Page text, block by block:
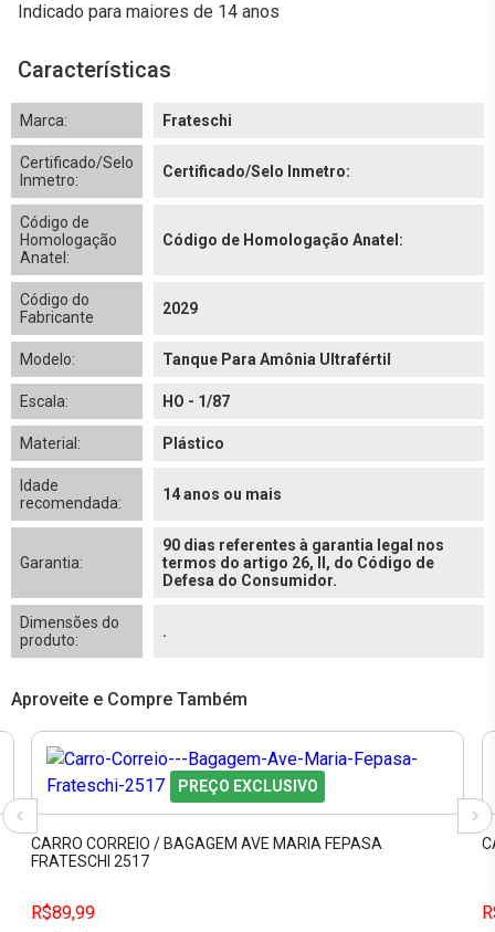
Indicado para maiores de 14 anos
Características
Marca: Frateschi
Certificado/Selo
Inmetro:
Certificado/Selo Inmetro:
Código de
Homologação
Anatel:
Código de Homologação Anatel:
Código do
Fabricante
2029
Modelo: Tanque Para Amônia Ultrafértil
Escala: HO - 1/87
Material: Plástico
Idade
recomendada:
14 anos ou mais
Garantia:
90 dias referentes à garantia legal nos
termos do artigo 26, II, do Código de
Defesa do Consumidor.
Dimensões do
produto:
.
Aproveite e Compre Também
PREÇO EXCLUSIVO
CARRO CORREIO / BAGAGEM AVE MARIA FEPASA
FRATESCHI 2517
R$89,99